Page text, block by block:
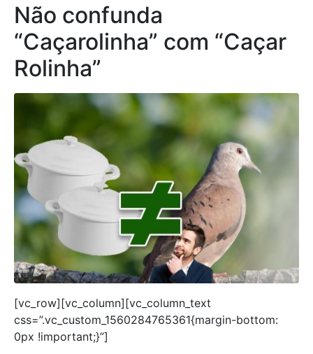
Não confunda
“Caçarolinha” com “Caçar
Rolinha”
[vc_row][vc_column][vc_column_text
css=”.vc_custom_1560284765361{margin-bottom:
0px !important;}”]